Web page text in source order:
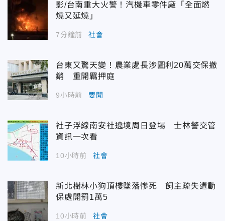
影/台南重大火警！汽機車零件廠「全面燃
燒又延燒」
7分鐘前 社會
台東又驚天變！農業處長涉圖利20萬交保撤
銷 重開羈押庭
9小時前 要聞
社子浮線南安社遶境周日登場 士林警交管
資訊一次看
10小時前 社會
新北樹林小狗頂樓墜落慘死 飼主疏失遭動
保處開罰1萬5
10小時前 社會